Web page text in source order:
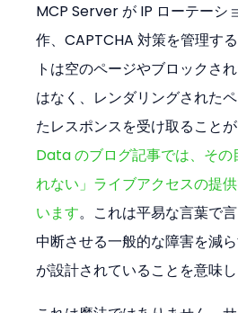
MCP Server が IP ローテーシ
作、CAPTCHA 対策を管理す
トは空のページやブロックさ
はなく、レンダリングされた
たレスポンスを受け取ることが
Data のブログ記事では、その
れない」ライブアクセスの提
います。これは平易な言葉で
中断させる一般的な障害を減
が設計されていることを意味し